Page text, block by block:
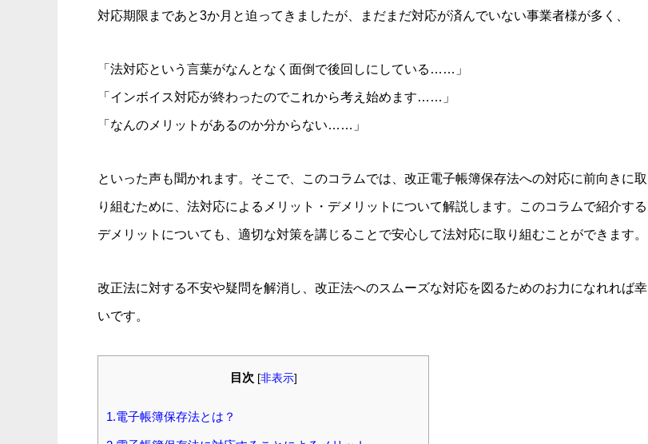
対応期限まであと3か月と迫ってきましたが、まだまだ対応が済んでいない事業者様が多く、
「法対応という言葉がなんとなく面倒で後回しにしている……」
「インボイス対応が終わったのでこれから考え始めます……」
「なんのメリットがあるのか分からない……」
といった声も聞かれます。そこで、このコラムでは、改正電子帳簿保存法への対応に前向きに取
り組むために、法対応によるメリット・デメリットについて解説します。このコラムで紹介する
デメリットについても、適切な対策を講じることで安心して法対応に取り組むことができます。
改正法に対する不安や疑問を解消し、改正法へのスムーズな対応を図るためのお力になれれば幸
いです。
目次 [非表示]
1.電子帳簿保存法とは？